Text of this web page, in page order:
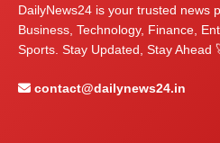
DailyNews24 is your trusted news
Business, Technology, Finance,
Sports. Stay Updated, Stay Ahead
contact@dailynews24.in